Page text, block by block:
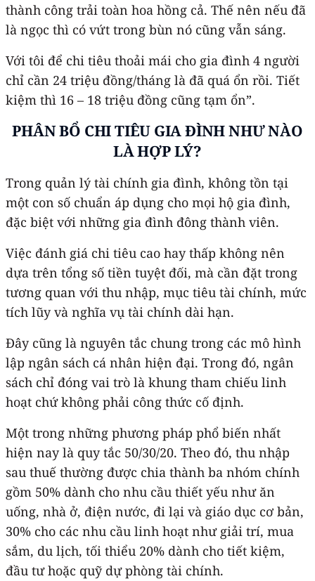
thành công trải toàn hoa hồng cả. Thế nên nếu đã
là ngọc thì có vứt trong bùn nó cũng vẫn sáng.
Với tôi để chi tiêu thoải mái cho gia đình 4 người
chỉ cần 24 triệu đồng/tháng là đã quá ổn rồi. Tiết
kiệm thì 16 – 18 triệu đồng cũng tạm ổn”.
PHÂN BỔ CHI TIÊU GIA ĐÌNHNHƯ NÀO
LÀ HỢP LÝ?
Trong quản lý tài chính gia đình, không tồn tại
một con số chuẩn áp dụng cho mọi hộ gia đình,
đặc biệt với những gia đình đông thành viên.
Việc đánh giá chi tiêu cao hay thấp không nên
dựa trên tổng số tiền tuyệt đối, mà cần đặt trong
tương quan với thu nhập, mục tiêu tài chính, mức
tích lũy và nghĩa vụ tài chính dài hạn.
Đây cũng là nguyên tắc chung trong các mô hình
lập ngân sách cá nhân hiện đại. Trong đó, ngân
sách chỉ đóng vai trò là khung tham chiếu linh
hoạt chứ không phải công thức cố định.
Một trong những phương pháp phổ biến nhất
hiện nay là quy tắc 50/30/20. Theo đó, thu nhập
sau thuế thường được chia thành ba nhóm chính
gồm 50% dành cho nhu cầu thiết yếu như ăn
uống, nhà ở, điện nước, đi lại và giáo dục cơ bản,
30% cho các nhu cầu linh hoạt như giải trí, mua
sắm, du lịch, tối thiểu 20% dành cho tiết kiệm,
đầu tư hoặc quỹ dự phòng tài chính.